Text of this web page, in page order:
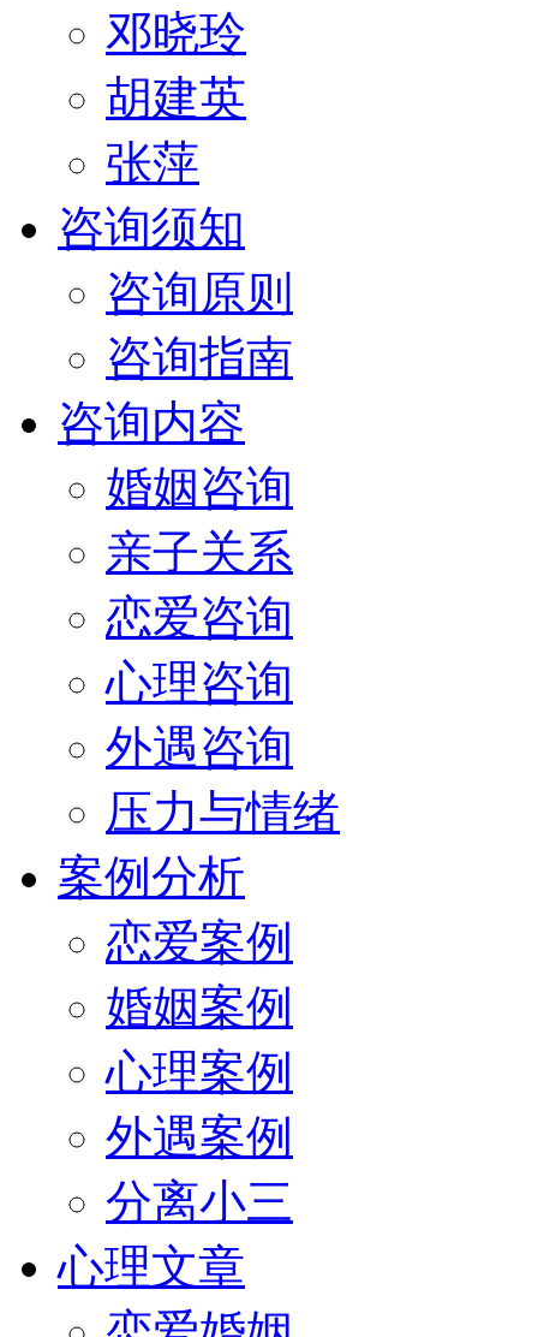
邓晓玲
胡建英
张萍
咨询须知
咨询原则
咨询指南
咨询内容
婚姻咨询
亲子关系
恋爱咨询
心理咨询
外遇咨询
压力与情绪
案例分析
恋爱案例
婚姻案例
心理案例
外遇案例
分离小三
心理文章